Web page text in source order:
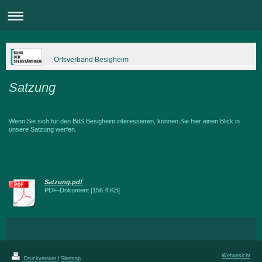
Ortsverband Besigheim
Satzung
Wenn Sie sich für den BdS Besigheim interessieren, können Sie hier einen Blick in
unsere Satzung werfen.
Satzung.pdf
PDF-Dokument [156.4 KB]
Druckversion
Sitemap
Webansicht